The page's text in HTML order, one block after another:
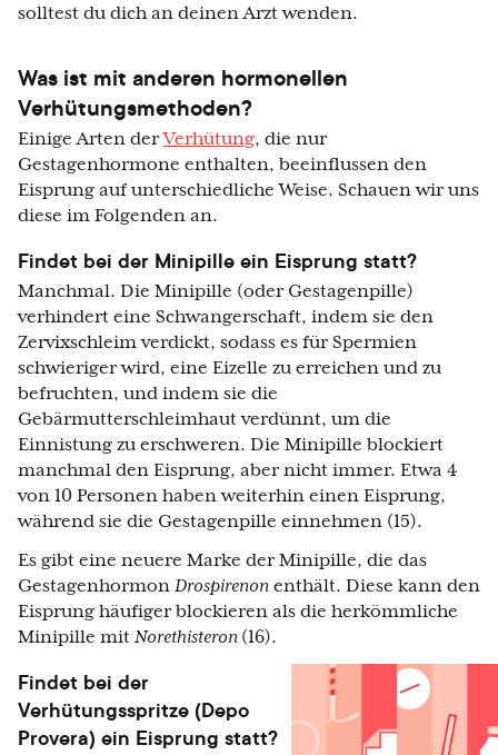
solltest du dich an deinen Arzt wenden.
Was ist mit anderen hormonellen
Verhütungsmethoden?
Einige Arten derVerhütung, die nur
Gestagenhormone enthalten, beeinflussen den
Eisprung auf unterschiedliche Weise. Schauen wir uns
diese im Folgenden an.
Findet bei der Minipille ein Eisprung statt?
Manchmal. Die Minipille (oder Gestagenpille)
verhindert eine Schwangerschaft, indem sie den
Zervixschleim verdickt, sodass es für Spermien
schwieriger wird, eine Eizelle zu erreichen und zu
befruchten, und indem sie die
Gebärmutterschleimhaut verdünnt, um die
Einnistung zu erschweren. Die Minipille blockiert
manchmal den Eisprung, aber nicht immer. Etwa 4
von 10 Personen haben weiterhin einen Eisprung,
während sie die Gestagenpille einnehmen (15).
Es gibt eine neuere Marke der Minipille, die das
Gestagenhormon Drospirenon enthält. Diese kann den
Eisprung häufiger blockieren als die herkömmliche
Minipille mit Norethisteron (16).
Findet bei der
Verhütungsspritze (Depo
Provera) ein Eisprung statt?